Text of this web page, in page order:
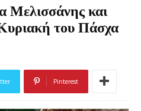
Μελισσάνης και
του Πάσχα
Pinterest